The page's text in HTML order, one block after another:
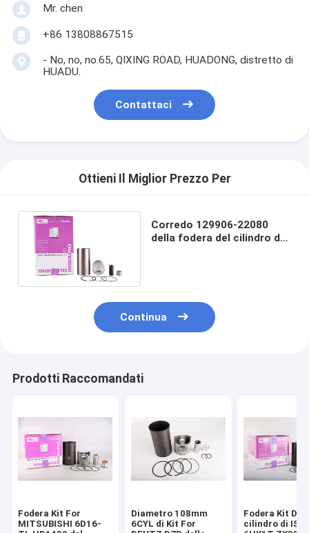
Mr. chen
+86 13808867515
- No, no, no.65, QIXING ROAD, HUADONG, distretto di
HUADU.
Contattaci
Ottieni Il Miglior Prezzo Per
Corredo 129906-22080
della fodera del cilindro di
Continua
Prodotti Raccomandati
Fodera Kit For
MITSUBISHI 6D16-
Diametro 108mm
6CYL di Kit For
Fodera Kit Dia
cilindro di